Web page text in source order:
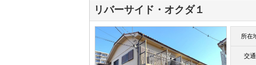
リバーサイド・オクダ１
所在
交通